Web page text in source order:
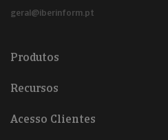
geral@iberinform.pt
Produtos
Recursos
Acesso Clientes